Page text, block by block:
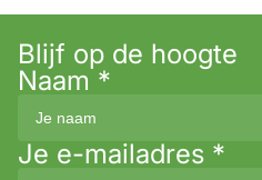
Blijf op de hoogte
Naam *
Je e-mailadres *